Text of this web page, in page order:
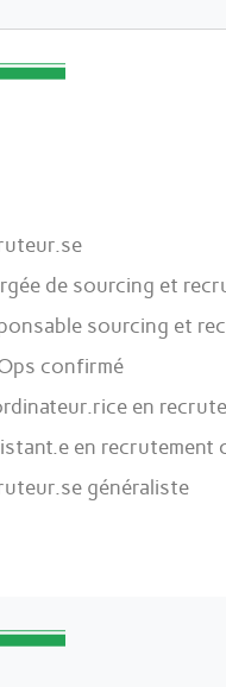
de sourcing et
sourcing et
confirmé
en
en recrutement
généraliste